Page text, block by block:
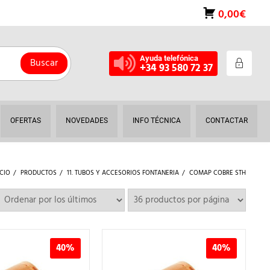
0,00€
Buscar Ayuda telefónica
+34 93 580 72 37
OFERTAS NOVEDADES INFO TÉCNICA CONTACTAR
PRODUCTOS 11. TUBOS Y ACCESORIOS FONTANERIA COMAP COBRE STH
40% 40%